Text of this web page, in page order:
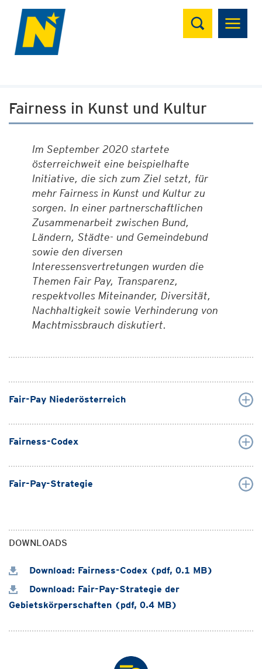
Suchen
Fairness in Kunst und Kultur
Im September 2020 startete
österreichweit eine beispielhafte
Initiative, die sich zum Ziel setzt, für
mehr Fairness in Kunst und Kultur zu
sorgen. In einer partnerschaftlichen
Zusammenarbeit zwischen Bund,
Ländern, Städte- und Gemeindebund
sowie den diversen
Interessensvertretungen wurden die
Themen Fair Pay, Transparenz,
respektvolles Miteinander, Diversität,
Nachhaltigkeit sowie Verhinderung von
Machtmissbrauch diskutiert.
Fair-Pay Niederösterreich
Fairness-Codex
Fair-Pay-Strategie
DOWNLOADS
Download: Fairness-Codex (pdf, 0.1 MB)
Download: Fair-Pay-Strategie der
Gebietskörperschaften (pdf, 0.4 MB)